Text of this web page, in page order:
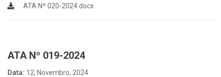
ATA Nº 020-2024.docx
ATA Nº 019-2024
Data: 12, Novembro, 2024